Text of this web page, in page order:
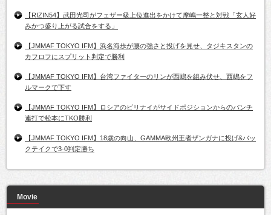
【RIZIN54】武田光司がフェザー級上位進出をかけて摩嶋一整と対戦「玄人好
みかつ盛り上がる試合をする」
【JMMAF TOKYO IFM】浜名海歩が腰の強さと投げを見せ、タジキスタンの
カフロフにスプリット判定で勝利
【JMMAF TOKYO IFM】台湾ファイターのリンが西嶋を組み伏せ、西嶋をフ
ルマークで下す
【JMMAF TOKYO IFM】ロシアのビリナイがサイドポジションからのパンチ
連打で松本にTKO勝利
【JMMAF TOKYO IFM】18歳の向山、GAMMA欧州王者ザンガナに投げ&バッ
クテイクで3-0判定勝ち
Movie